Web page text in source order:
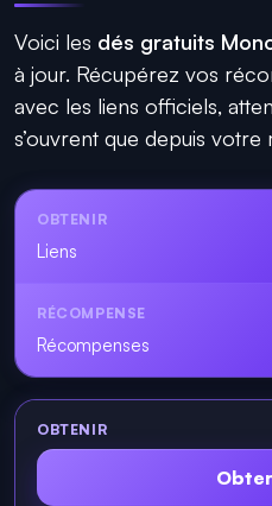
Voici les dés gratuits
à jour. Récupérez vos
avec les liens officiels,
s’ouvrent que depuis
Liens
Récompenses